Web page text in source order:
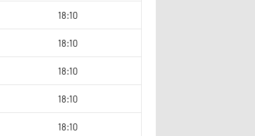
18:10
18:10
18:10
18:10
18:10